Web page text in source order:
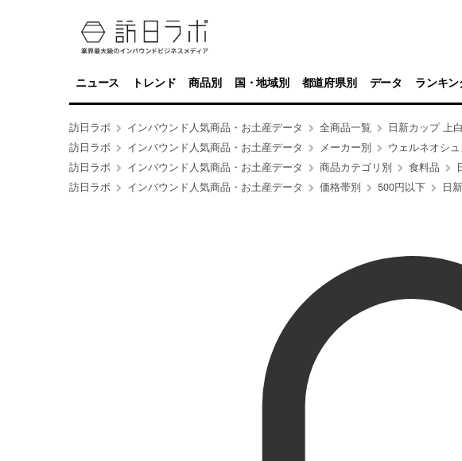
ニュース トレンド 商品別 国・地域別 都道府県別 データ ランキン
訪日ラボ インバウンド人気商品・お土産データ 全商品一覧
日新カップ 上
訪日ラボ
インバウンド人気商品・お土産データ メーカー別 ウェルネオシ
訪日ラボ
インバウンド人気商品・お土産データ 商品カテゴリ別 食料品
訪日ラボ
インバウンド人気商品・お土産データ 価格帯別 500円以下 日